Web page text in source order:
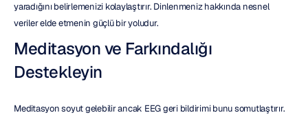
yaradığını belirlemenizi kolaylaştırır. Dinlenmeniz hakkında nesnel
veriler elde etmenin güçlü bir yoludur.
Meditasyon ve Farkındalığı
Destekleyin
Meditasyon soyut gelebilir ancak EEG geri bildirimi bunu somutlaştırır.